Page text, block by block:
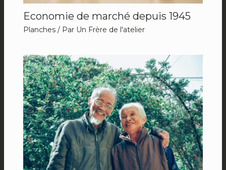
Economie de marché depuis 1945
Planches/ Par Un Frère de l'atelier